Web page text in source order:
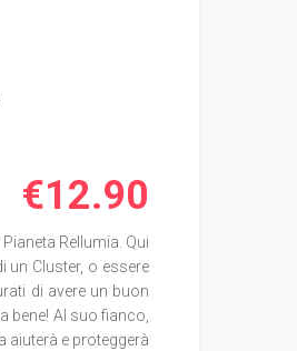
€12.90
Rellumia. Qui
un Cluster, o essere
di avere un buon
bene! Al suo fianco,
aiuterà e proteggerà